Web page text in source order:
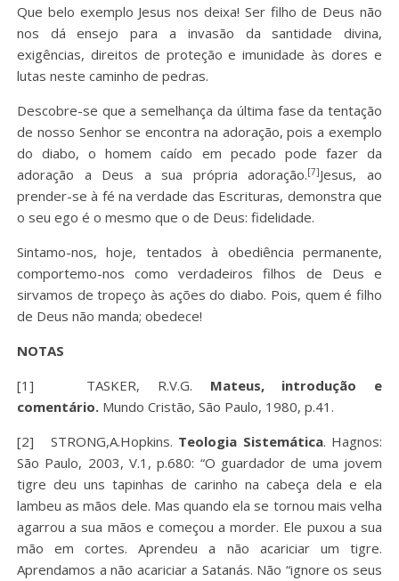
Que belo exemplo Jesus nos deixa! Ser filho de Deus não
nos dá ensejo para a invasão da santidade divina,
exigências, direitos de proteção e imunidade às dores e
lutas neste caminho de pedras.
Descobre-se que a semelhança da última fase da tentação
de nosso Senhor se encontra na adoração, pois a exemplo
do diabo, o homem caído em pecado pode fazer da
adoração a Deus a sua própria adoração.[7]Jesus, ao
prender-se à fé na verdade das Escrituras, demonstra que
o seu ego é o mesmo que o de Deus: fidelidade.
Sintamo-nos, hoje, tentados à obediência permanente,
comportemo-nos como verdadeiros filhos de Deus e
sirvamos de tropeço às ações do diabo. Pois, quem é filho
de Deus não manda; obedece!
NOTAS
[1] TASKER, R.V.G. Mateus, introdução e
comentário.Mundo Cristão, São Paulo, 1980, p.41.
[2] STRONG,A.Hopkins. Teologia Sistemática. Hagnos:
São Paulo, 2003, V.1, p.680: “O guardador de uma jovem
tigre deu uns tapinhas de carinho na cabeça dela e ela
lambeu as mãos dele. Mas quando ela se tornou mais velha
agarrou a sua mãos e começou a morder. Ele puxou a sua
mão em cortes. Aprendeu a não acariciar um tigre.
Aprendamos a não acariciar a Satanás. Não “ignore os seus